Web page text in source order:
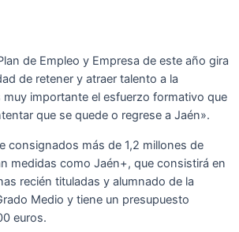
de Empleo y Empresa de este año gira
de retener y atraer talento a la
muy importante el esfuerzo formativo que
que se quede o regrese a Jaén».
consignados más de 1,2 millones de
medidas como Jaén+, que consistirá en
recién tituladas y alumnado de la
Medio y tiene un presupuesto
euros.